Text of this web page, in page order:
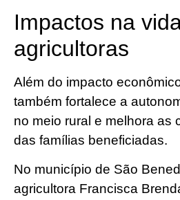
Impactos na
agricultoras
Além do impacto
também fortalece a
no meio rural e melhora as
das famílias beneficiadas.
No município de São
agricultora Francisca